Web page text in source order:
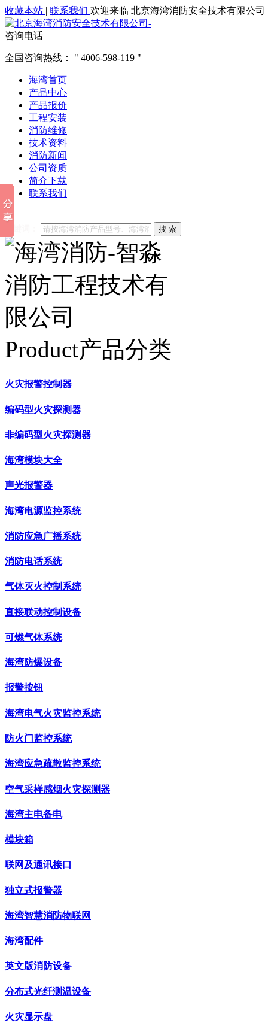
收藏本站 | 联系我们 欢迎来临 北京海湾消防安全技术有限公司
咨询电话
全国咨询热线： 4006-598-119
海湾首页
产品中心
产品报价
工程安装
消防维修
技术资料
消防新闻
公司资质
简介下载
联系我们
他们都在搜索:
搜 索
Product产品分类
火灾报警控制器
编码型火灾探测器
非编码型火灾探测器
海湾模块大全
声光报警器
海湾电源监控系统
消防应急广播系统
消防电话系统
气体灭火控制系统
直接联动控制设备
可燃气体系统
海湾防爆设备
报警按钮
海湾电气火灾监控系统
防火门监控系统
海湾应急疏散监控系统
空气采样感烟火灾探测器
海湾主电备电
模块箱
联网及通讯接口
独立式报警器
海湾智慧消防物联网
海湾配件
英文版消防设备
分布式光纤测温设备
火灾显示盘